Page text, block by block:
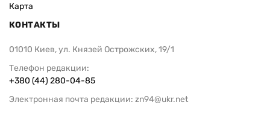
Карта
КОНТАКТЫ
01010 Киев, ул. Князей Острожских, 19/1
Телефон редакции:
+380 (44) 280-04-85
Электронная почта редакции: zn94@ukr.net